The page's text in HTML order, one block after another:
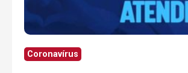
Coronavírus